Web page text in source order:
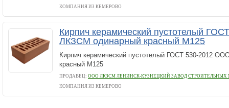
КОМПАНИЯ ИЗ КЕМЕРОВО
Кирпич керамический пустотелый
ЛКЗСМ одинарный красный М125
Кирпич керамический пустотелый ГОСТ 530-2012
красный М125
ПРОДАВЕЦ: ООО ЛКЗСМ ЛЕНИНСК-КУЗНЕЦКИЙ ЗАВОД СТРОИТЕЛЬНЫХ
КОМПАНИЯ ИЗ КЕМЕРОВО